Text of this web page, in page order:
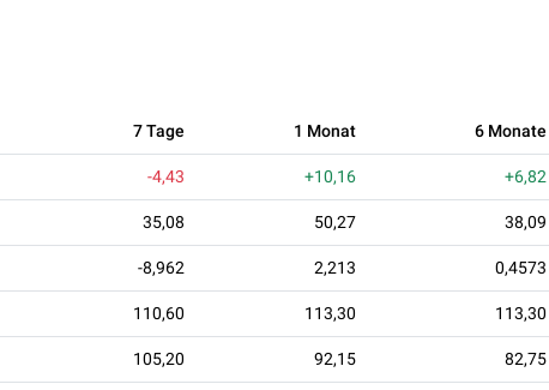
7 Tage 1 Monat 6 Monate
-4,43 +10,16 +6,82
35,08 50,27 38,09
-8,962 2,213 0,4573
110,60 113,30 113,30
105,20 92,15 82,75